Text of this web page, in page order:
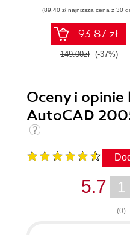
(89,40 zł najniższa cena z 30
93.87 zł
149.00zł (-37%)
Oceny i
AutoCAD
1
(0)
5.7